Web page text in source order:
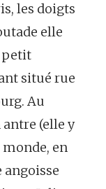
les doigts
elle
petit
situé rue
Au
(elle y
en
angoisse